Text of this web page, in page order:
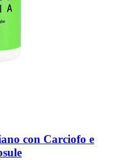
con Carciofo e